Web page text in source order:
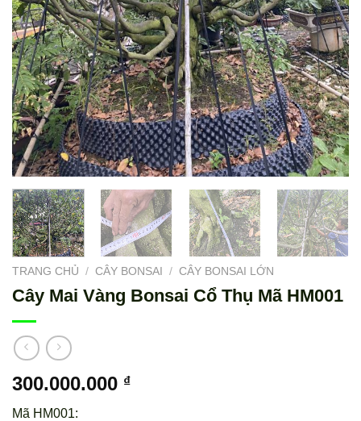
TRANG CHỦ / CÂY BONSAI / CÂY BONSAI LỚN
Cây Mai Vàng Bonsai Cổ Thụ Mã HM001
300.000.000 ₫
Mã HM001: